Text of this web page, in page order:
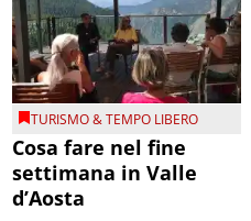
TURISMO & TEMPO LIBERO
Cosa fare nel fine
settimana in Valle
d’Aosta